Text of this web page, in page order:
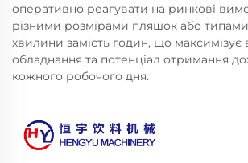
оперативно реагувати на ринкові
різними розмірами пляшок або
хвилини замість годин, що максимізує
обладнання та потенціал отримання
кожного робочого дня.